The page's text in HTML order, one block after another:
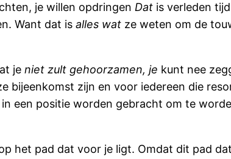
je willen opdringen Dat is verleden
Want dat is alles wat ze weten om de
je niet zult gehoorzamen, je kunt nee
bijeenkomst zijn en voor iedereen die
een positie worden gebracht om te
het pad dat voor je ligt. Omdat dit pad